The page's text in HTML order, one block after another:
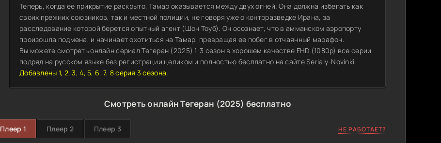
Теперь, когда ее прикрытие раскрыто, Тамар оказывается между двух огней. Она должна избегать как
своих прежних союзников, так и местной полиции, не говоря уже о контрразведке Ирана, за
расследование которой берется опытный агент (Шон Тоуб). Он осознает, что в амманском аэропорту
произошла подмена, и начинает охотиться на Тамар, превращая ее побег в отчаянный марафон.
Вы можете смотреть онлайн сериал Тегеран (2025) 1-3 сезон в хорошем качестве FHD (1080p) все серии
подряд на русском языке без регистрации целиком и полностью бесплатно на сайте Serialy-Novinki.
Добавлены 1, 2, 3, 4, 5, 6, 7, 8 серия 3 сезона.
Смотреть онлайн Тегеран (2025) бесплатно
Плеер 1 Плеер 2 Плеер 3 НЕ РАБОТАЕТ?